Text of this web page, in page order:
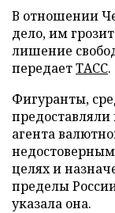
В отношении
дело, им
лишение
передаетТАСС.
Фигуранты,
агента
целях и
пределы
указала она.